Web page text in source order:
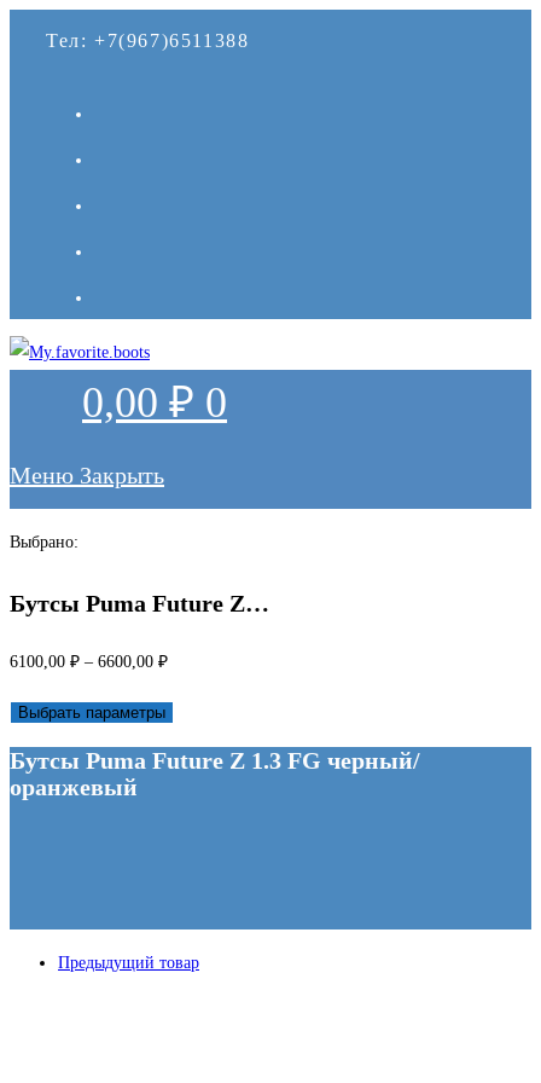
Тел: +7(967)6511388
0,00 ₽ 0
Меню Закрыть
Выбрано:
Бутсы Puma Future Z…
6100,00 ₽ – 6600,00 ₽Диапазон
6100,00 ₽
–
Выбрать параметры
Бутсы Puma Future Z 1.3 FG черный/
оранжевый
Предыдущий товар